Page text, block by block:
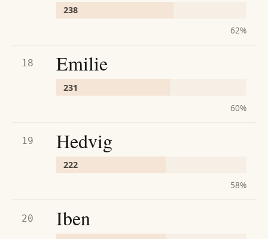
238
62%
18 Emilie
231
60%
19 Hedvig
222
58%
20 Iben